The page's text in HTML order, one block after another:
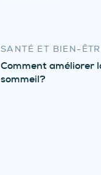
SANTÉ ET BIEN-
Comment améliorer
sommeil?